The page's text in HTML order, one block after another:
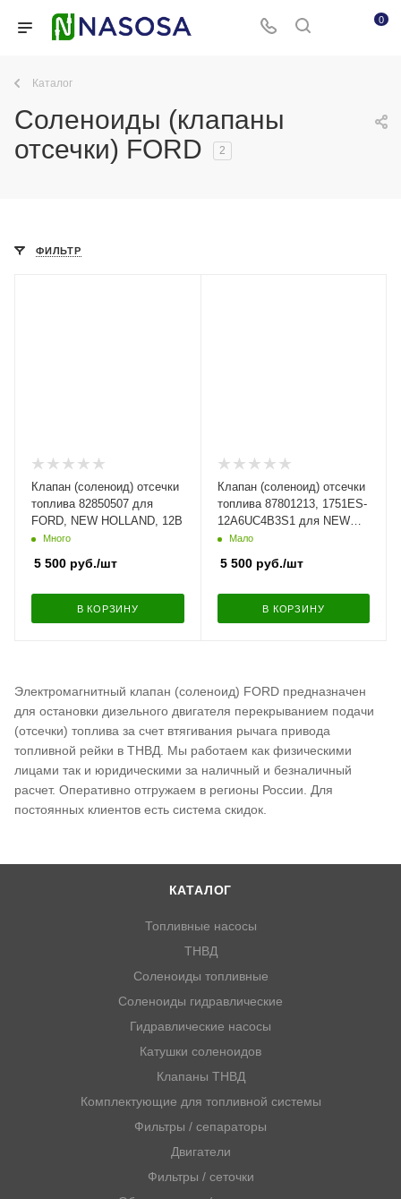
0
Каталог
Соленоиды (клапаны
отсечки) FORD
2
ФИЛЬТР
Клапан (соленоид) отсечки
топлива 82850507 для
FORD, NEW HOLLAND, 12В
Много
5 500 руб./шт
В КОРЗИНУ
Клапан (соленоид) отсечки
топлива 87801213, 1751ES-
12A6UC4B3S1 для NEW
HOLLAND, WOODWARD,
Мало
5 500руб./шт
В КОРЗИНУ
Электромагнитный клапан (соленоид) FORD предназначен
для остановки дизельного двигателя перекрыванием подачи
(отсечки) топлива за счет втягивания рычага привода
топливной рейки в ТНВД. Мы работаем как физическими
лицами так и юридическими за наличный и безналичный
расчет. Оперативно отгружаем в регионы России. Для
постоянных клиентов есть система скидок.
КАТАЛОГ
Топливные насосы
ТНВД
Соленоиды топливные
Соленоиды гидравлические
Гидравлические насосы
Катушки соленоидов
Клапаны ТНВД
Комплектующие для топливной системы
Фильтры / сепараторы
Двигатели
Фильтры / сеточки